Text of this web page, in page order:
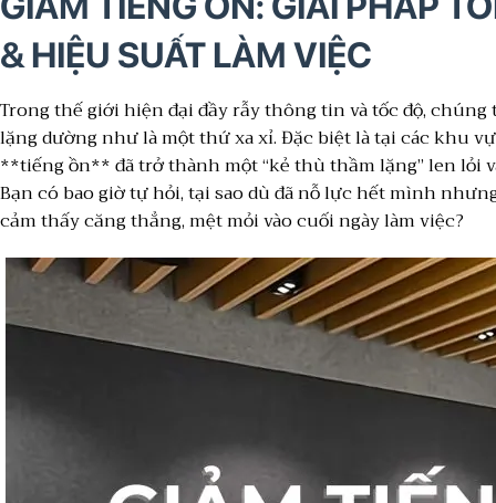
& HIỆU SUẤT LÀM VIỆC
Trong thế giới hiện đại đầy rẫy thông tin và tốc độ,
lặng dường như là một thứ xa xỉ. Đặc biệt là tại các khu
**tiếng ồn** đã trở thành một “kẻ thù thầm lặng” len lỏi
Bạn có bao giờ tự hỏi, tại sao dù đã nỗ lực hết mình
cảm thấy căng thẳng, mệt mỏi vào cuối ngày làm việc?